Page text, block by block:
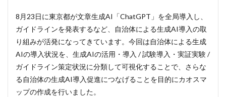
8月23日に東京都が文章生成AI「ChatGPT」を全局導入し、
ガイドラインを発表するなど、自治体による生成AI導入の取
り組みが活発になってきています。今回は自治体による生成
AIの導入状況を、生成AIの活用・導入 / 試験導入・実証実験 /
ガイドライン策定状況に分類して可視化することで、さらな
る自治体の生成AI導入促進につなげることを目的にカオスマ
ップの作成を行いました。